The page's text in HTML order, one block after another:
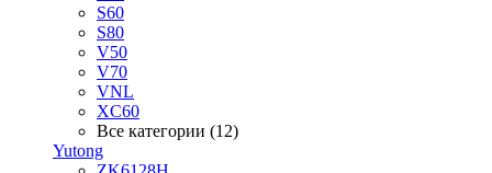
S60
S80
V50
V70
VNL
XC60
Все категории (12)
Yutong